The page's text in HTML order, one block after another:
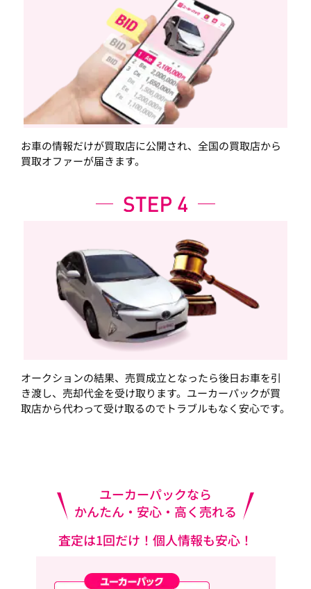
お車の情報だけが買取店に公開され、全国の買取店から
買取オファーが届きます。
オークションの結果、売買成立となったら後日お車を引
き渡し、売却代金を受け取ります。ユーカーパックが買
取店から代わって受け取るのでトラブルもなく安心です。
ユーカーパックなら
かんたん・安心・高く売れる
査定は1回だけ！個人情報も安心！